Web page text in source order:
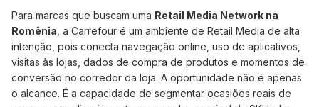
Para marcas que buscam uma Retail Media Network na
Romênia , a Carrefour é um ambiente de Retail Media de alta
intenção, pois conecta navegação online, uso de aplicativos,
visitas às lojas, dados de compra de produtos e momentos de
conversão no corredor da loja. A oportunidade não é apenas
o alcance. É a capacidade de segmentar ocasiões reais de